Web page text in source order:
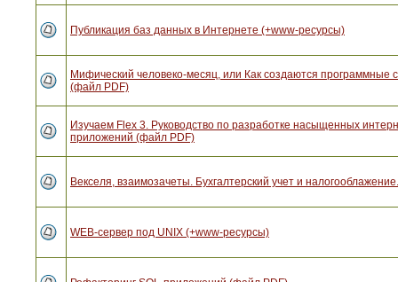
Публикация баз данных в Интернете (+www-ресурсы)
Мифический человеко-месяц, или Как создаются программные
(файл PDF)
Изучаем Flex 3. Руководство по разработке насыщенных
приложений (файл PDF)
Векселя, взаимозачеты. Бухгалтерский учет и
WEB-сервер под UNIX (+www-ресурсы)